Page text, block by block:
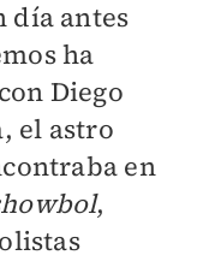
día antes
ha
Diego
el astro
en
,